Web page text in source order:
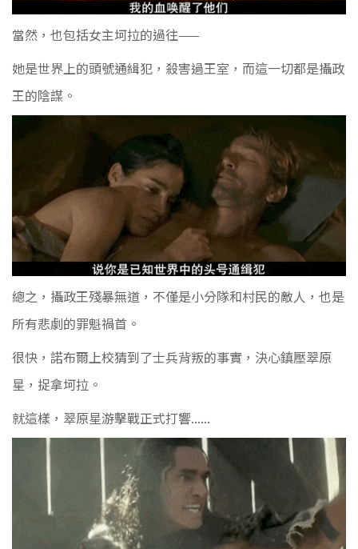
當然，也包括女主坷拉的過往——
她是世界上的頭號通緝犯，殺害過王室，而這一切都是攝政
王的陰謀。
總之，攝政王殘暴無道，不僅是小分隊和村民的敵人，也是
所有悲劇的罪魁禍首。
很快，諾布爾上校猜到了士兵背叛的事實，決心鎮壓翠原
星，捉拿坷拉。
就這樣，翠原星游擊戰正式打響......